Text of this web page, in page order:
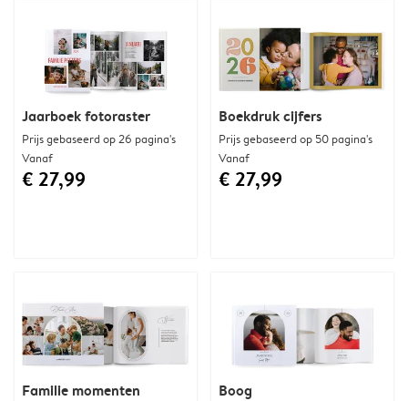
Boekdruk cijfers
Prijs gebaseerd op 50 pagina's
Vanaf
€ 27,99
Familie momenten
Jaarboek fotoraster
Prijs gebaseerd op 26 pagina's
Vanaf
€ 27,99
Boog